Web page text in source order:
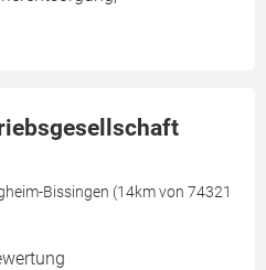
Bissingen (14km von 74321